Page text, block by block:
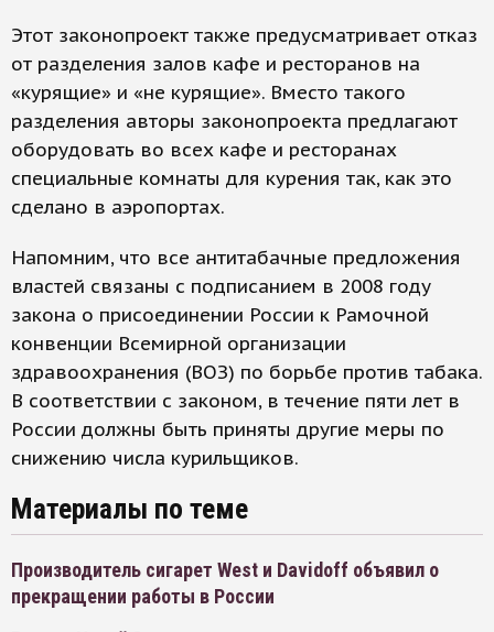
Этот законопроект также предусматривает отказ
от разделения залов кафе и ресторанов на
«курящие» и «не курящие». Вместо такого
разделения авторы законопроекта предлагают
оборудовать во всех кафе и ресторанах
специальные комнаты для курения так, как это
сделано в аэропортах.
Напомним, что все антитабачные предложения
властей связаны с подписанием в 2008 году
закона о присоединении России к Рамочной
конвенции Всемирной организации
здравоохранения (ВОЗ) по борьбе против табака.
В соответствии с законом, в течение пяти лет в
России должны быть приняты другие меры по
снижению числа курильщиков.
Материалы по теме
Производитель сигарет West и Davidoff объявил о
прекращении работы в России